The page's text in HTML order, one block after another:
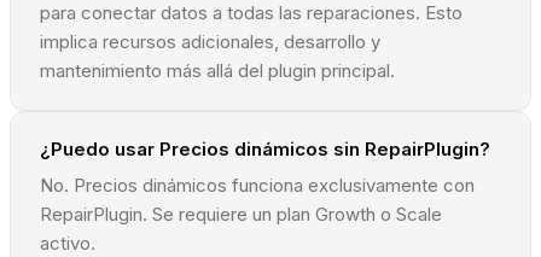
para conectar datos a todas las reparaciones. Esto
implica recursos adicionales, desarrollo y
mantenimiento más allá del plugin principal.
¿Puedo usar Precios dinámicos sin RepairPlugin?
No. Precios dinámicos funciona exclusivamente con
RepairPlugin. Se requiere un plan Growth o Scale
activo.